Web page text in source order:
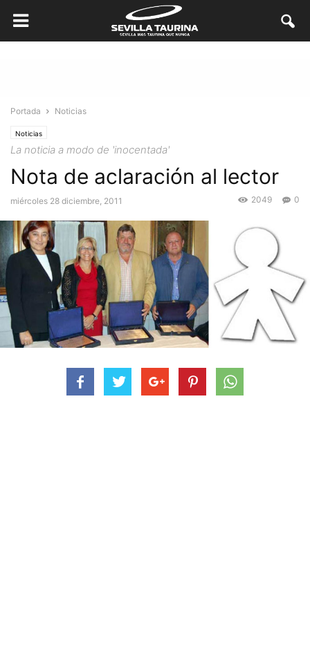
Portada Noticias
Noticias
La noticia a modo de 'inocentada'
Nota de aclaración al lector
miércoles 28 diciembre, 2011 0
2049